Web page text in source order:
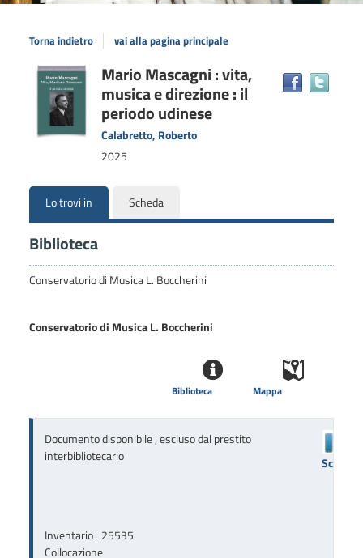
Torna indietro vai alla pagina principale
Dettaglio
del
documento
Mario Mascagni : vita,
musica e direzione : il
periodo udinese
Calabretto, Roberto
2025
Lo trovi in Scheda
Biblioteca
Conservatorio di Musica L. Boccherini
Conservatorio di Musica L. Boccherini
Mappa
Biblioteca
Documento disponibile , escluso dal prestito
interbibliotecario
Inventario 25535
Collocazione
Scaffale